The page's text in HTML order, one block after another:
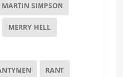
MARTIN SIMPSON
MERRY HELL
RANT